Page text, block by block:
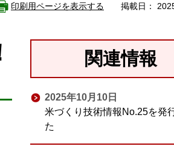
印刷用ページを表示する 掲載日：
関連情報
2025年10月10日
米づくり技術情報No.25を発
た